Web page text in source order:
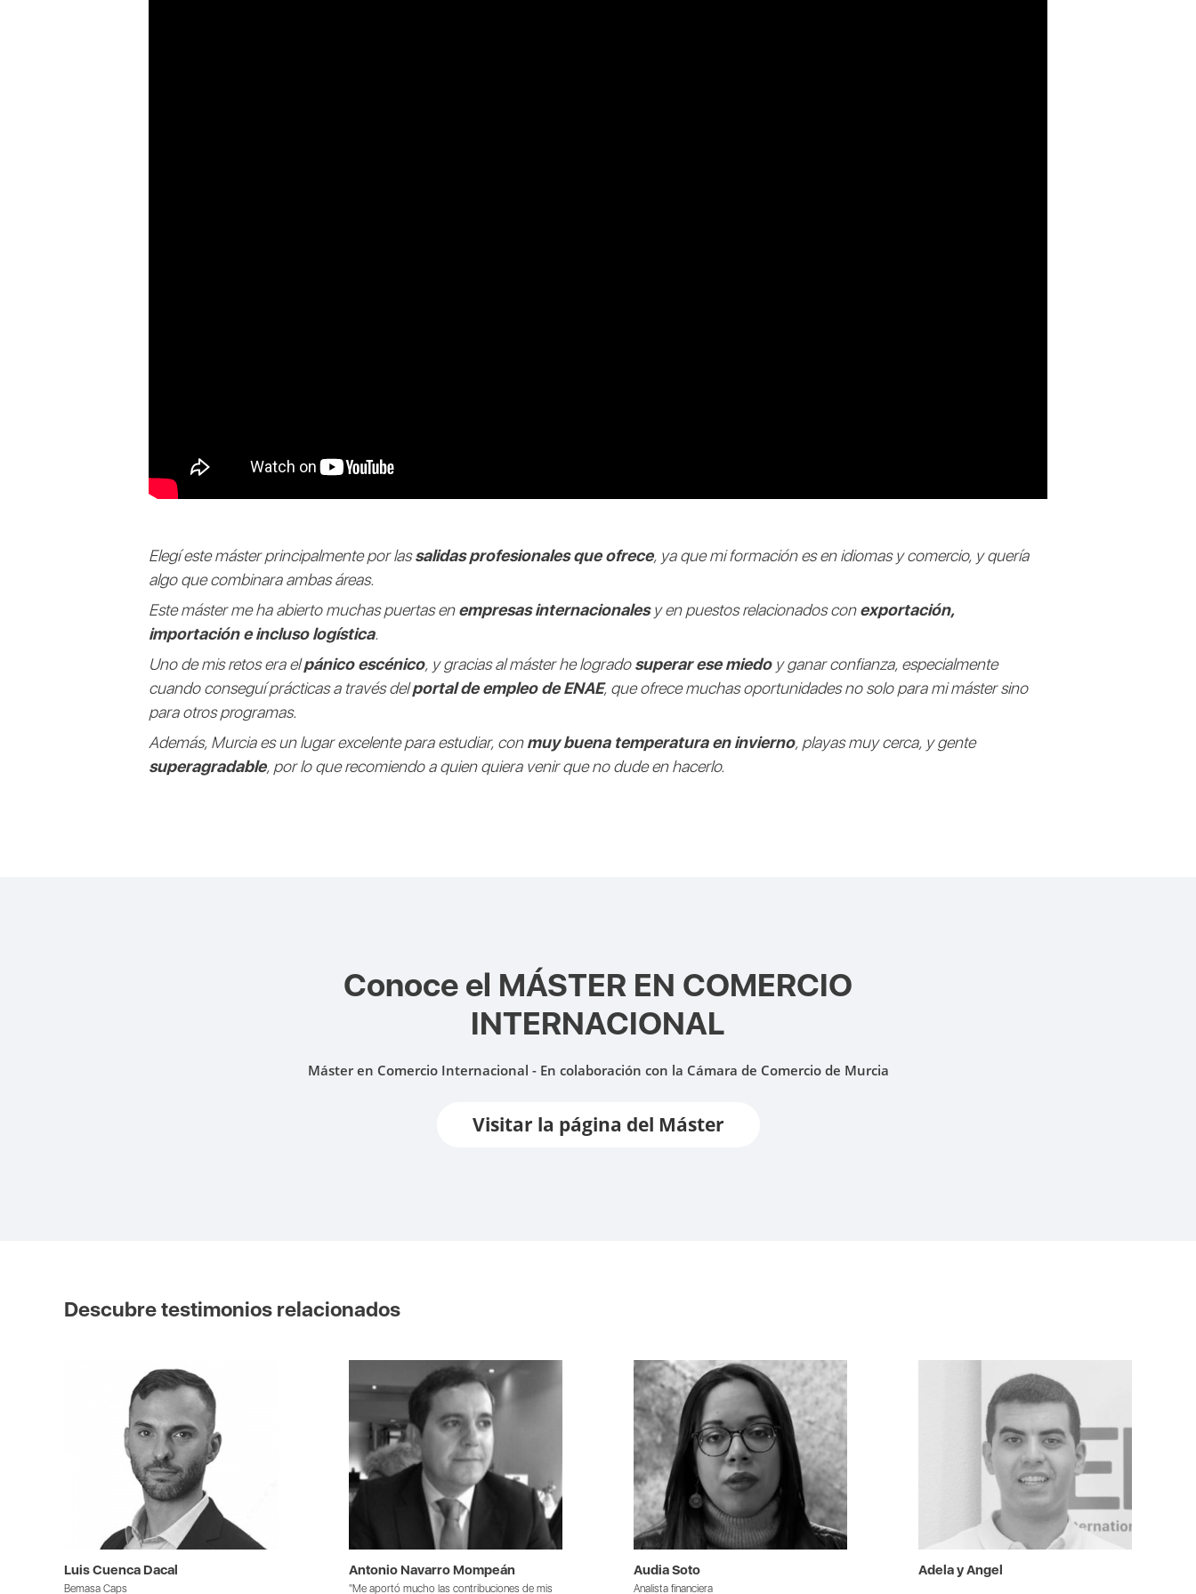
Elegí este máster principalmente por lassalidas profesionales que ofrece, ya que mi formación es en idiomas y comercio, y quería
algo que combinara ambas áreas.
Este máster me ha abierto muchas puertas enempresas internacionalesy en puestos relacionados conexportación,
importación e incluso logística.
Uno de mis retos era elpánico escénico, y gracias al máster he logradosuperar ese miedoy ganar confianza, especialmente
cuando conseguí prácticas a través delportal de empleo de ENAE, que ofrece muchas oportunidades no solo para mi máster sino
para otros programas.
Además, Murcia es un lugar excelente para estudiar, conmuy buena temperatura en invierno, playas muy cerca, y gente
superagradable, por lo que recomiendo a quien quiera venir que no dude en hacerlo.
Conoce el MÁSTER EN COMERCIO
INTERNACIONAL
Máster en Comercio Internacional - En colaboración con la Cámara de Comercio de Murcia
Visitar la página del Máster
Descubre testimonios relacionados
Luis Cuenca Dacal
Bemasa Caps
Antonio Navarro Mompeán
"Me aportó mucho las contribuciones de mis
Audia Soto
Analista financiera
Adela y Angel